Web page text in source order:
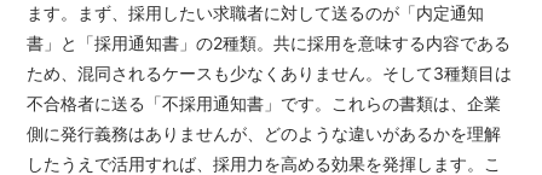
ます。まず、採用したい求職者に対して送るのが「内定通知
書」と「採用通知書」の2種類。共に採用を意味する内容である
ため、混同されるケースも少なくありません。そして3種類目は
不合格者に送る「不採用通知書」です。これらの書類は、企業
側に発行義務はありませんが、どのような違いがあるかを理解
したうえで活用すれば、採用力を高める効果を発揮します。こ